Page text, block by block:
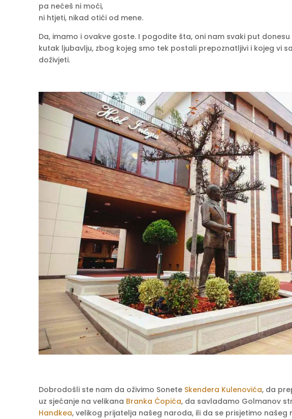
pa nećeš ni moći,
ni htjeti, nikad otići od mene.
Da, imamo i ovakve goste. I pogodite šta, oni nam svaki put
kutak ljubavlju, zbog kojeg smo tek postali prepoznatljivi i kojeg vi
doživjeti.
Dobrodošli ste nam da oživimo Sonete Skendera Kulenovića, da
uz sjećanje na velikana Branka Ćopića, da savladamo Golmanov
Handkea, velikog prijatelja našeg naroda, ili da se prisjetimo našeg